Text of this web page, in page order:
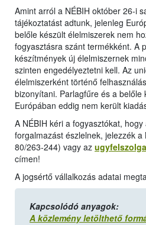
Amint arról a NÉBIH október 26-i
tájékoztatást adtunk, jelenleg
belőle készült élelmiszerek nem
fogyasztásra szánt termékként. A
készítmények új élelmiszernek
szinten engedélyeztetni kell. Az
élelmiszerként történő
bizonyítani. Parlagfűre és a belőle
Európában eddig nem került
A NÉBIH kéri a fogyasztókat,
forgalmazást észlelnek, jelezzék
80/263-244) vagy az
címen!
A jogsértő vállalkozás adatai
Kapcsolódó anyagok:
A közlemény letölthető